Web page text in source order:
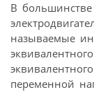
В
называемые
переменной